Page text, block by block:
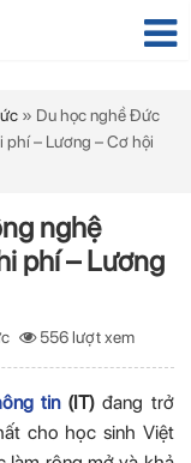
» Du học nghề Đức
phí – Lương – Cơ hội
nghệ
phí – Lương
556 lượt xem
tin(IT) đang trở
cho học sinh Việt